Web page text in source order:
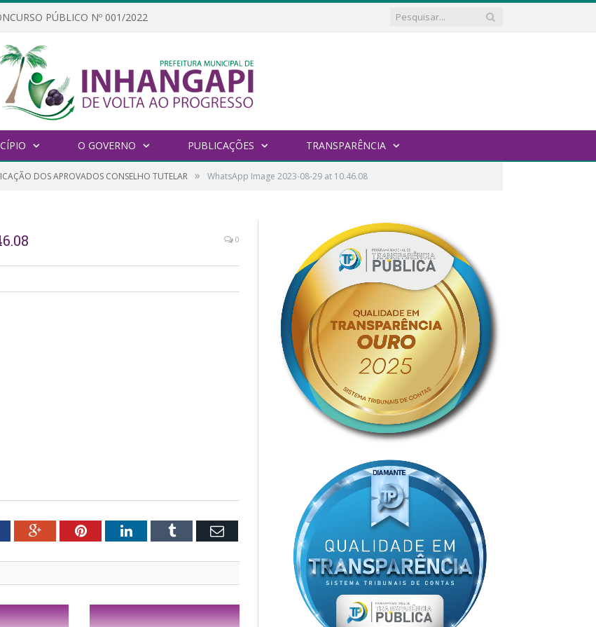
PÚBLICO Nº 001/2022
O GOVERNO PUBLICAÇÕES TRANSPARÊNCIA
DOS APROVADOS CONSELHO TUTELAR » WhatsApp Image 2023-08-29 at 10.46.08
0
Google+PinterestLinkedInTumblr Email